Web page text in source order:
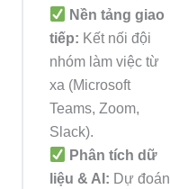
Nền tảng giao
tiếp: Kết nối đội
nhóm làm việc từ
xa (Microsoft
Teams, Zoom,
Slack).
Phân tích dữ
liệu & AI: Dự đoán